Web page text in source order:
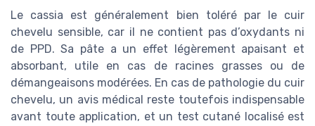
Le cassia est généralement bien toléré par le cuir
chevelu sensible, car il ne contient pas d’oxydants ni
de PPD. Sa pâte a un effet légèrement apaisant et
absorbant, utile en cas de racines grasses ou de
démangeaisons modérées. En cas de pathologie du cuir
chevelu, un avis médical reste toutefois indispensable
avant toute application, et un test cutané localisé est